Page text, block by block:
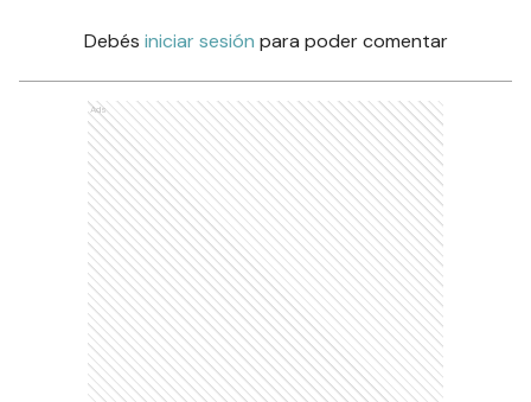
Debés iniciar sesión para poder comentar
Ads